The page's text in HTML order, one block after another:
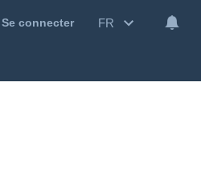
Se connecter FR